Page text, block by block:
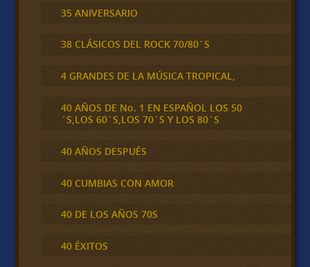
35 ANIVERSARIO
38 CLÁSICOS DEL ROCK 70/80´S
4 GRANDES DE LA MÚSICA TROPICAL,
40 AÑOS DE No. 1 EN ESPAÑOL LOS 50
´S,LOS 60´S,LOS 70´S Y LOS 80´S
40 AÑOS DESPUÉS
40 CUMBIAS CON AMOR
40 DE LOS AÑOS 70S
40 ÉXITOS